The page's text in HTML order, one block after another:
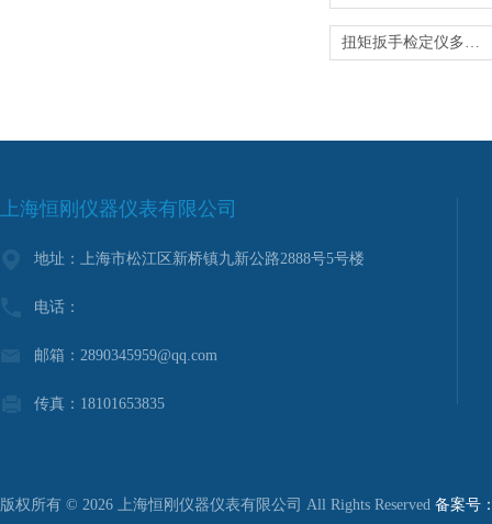
扭矩扳手检定仪多少钱
上海恒刚仪器仪表有限公司
地址：上海市松江区新桥镇九新公路2888号5号楼
电话：
邮箱：2890345959@qq.com
传真：18101653835
版权所有 © 2026 上海恒刚仪器仪表有限公司 All Rights Reserved 备案号